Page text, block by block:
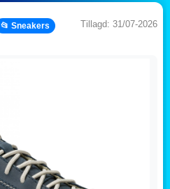
📂 Sneakers Tillagd: 31/07-2026